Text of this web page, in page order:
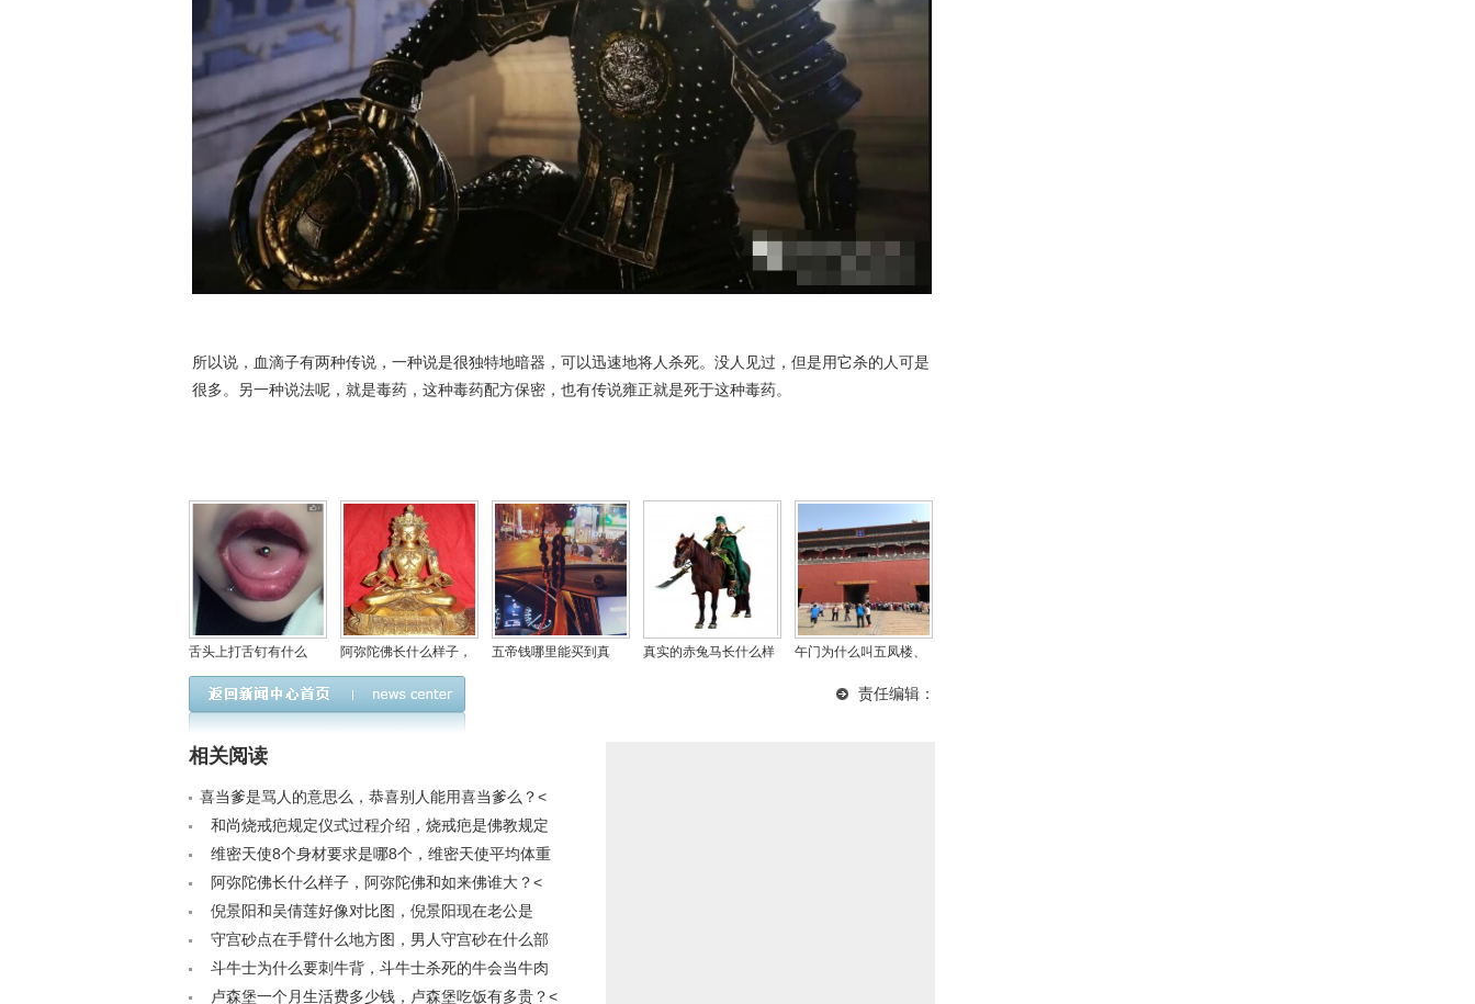
所以说，血滴子有两种传说，一种说是很独特地暗器，可以迅速地将人杀死。没人见过，但是用它杀的人可是
很多。另一种说法呢，就是毒药，这种毒药配方保密，也有传说雍正就是死于这种毒药。
舌头上打舌钉有什么
用，不会影响到吃饭
吗？
阿弥陀佛长什么样子，
阿弥陀佛和如来佛谁
五帝钱哪里能买到真
真实的赤兔马长什么样
午门为什么叫五凤楼、
责任编辑：
相关阅读
喜当爹是骂人的意思么，恭喜别人能用喜当爹么？<
/a> 和尚烧戒疤规定仪式过程介绍，烧戒疤是佛教规定
的仪式吗？< /a>
维密天使8个身材要求是哪8个，维密天使平均体重
多少斤？< /a>
阿弥陀佛长什么样子，阿弥陀佛和如来佛谁大？<
/a> 倪景阳和吴倩莲好像对比图，倪景阳现在老公是
谁？< /a>
守宫砂点在手臂什么地方图，男人守宫砂在什么部
位？< /a>
斗牛士为什么要刺牛背，斗牛士杀死的牛会当牛肉
卖吗？< /a>
卢森堡一个月生活费多少钱，卢森堡吃饭有多贵？<